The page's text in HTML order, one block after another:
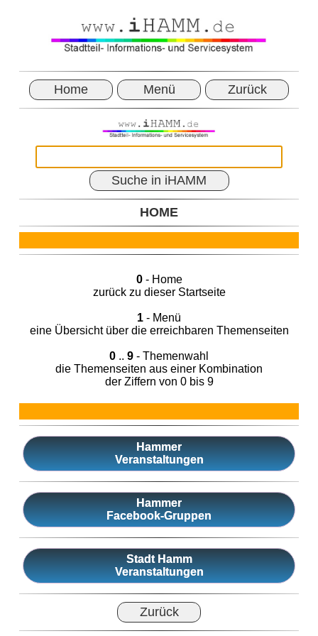
Home Menü Zurück
Suche in iHAMM
HOME
0- Home
zurück zu dieser Startseite
1 - Menü
eine Übersicht über die erreichbaren Themenseiten
0 .. 9 - Themenwahl
die Themenseiten aus einer Kombination
der Ziffern von 0 bis 9
Hammer
Veranstaltungen
Hammer
Facebook-Gruppen
Stadt Hamm
Veranstaltungen
Zurück